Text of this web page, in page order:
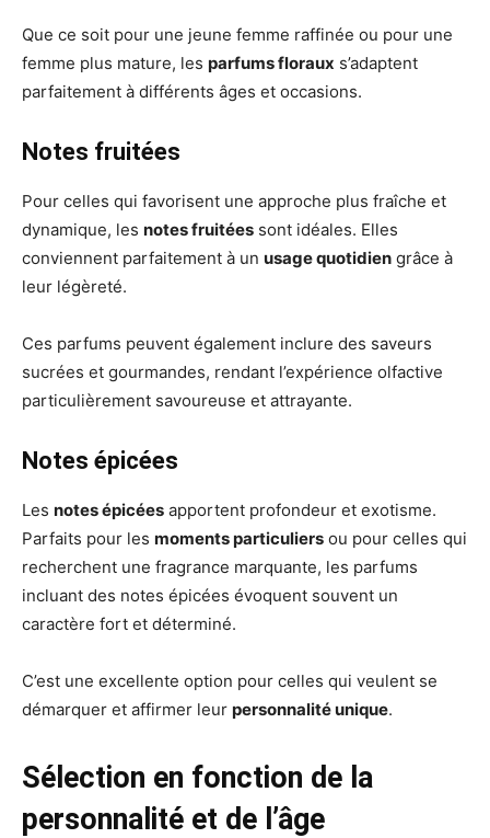
Que ce soit pour une jeune femme raffinée ou pour une
femme plus mature, les parfums floraux s’adaptent
parfaitement à différents âges et occasions.
Notes fruitées
Pour celles qui favorisent une approche plus fraîche et
dynamique, les notes fruitées sont idéales. Elles
conviennent parfaitement à un usage quotidien grâce à
leur légèreté.
Ces parfums peuvent également inclure des saveurs
sucrées et gourmandes, rendant l’expérience olfactive
particulièrement savoureuse et attrayante.
Notes épicées
Les notes épicées apportent profondeur et exotisme.
Parfaits pour les moments particuliers ou pour celles qui
recherchent une fragrance marquante, les parfums
incluant des notes épicées évoquent souvent un
caractère fort et déterminé.
C’est une excellente option pour celles qui veulent se
démarquer et affirmer leur personnalité unique.
Sélection en fonction de la
personnalité et de l’âge